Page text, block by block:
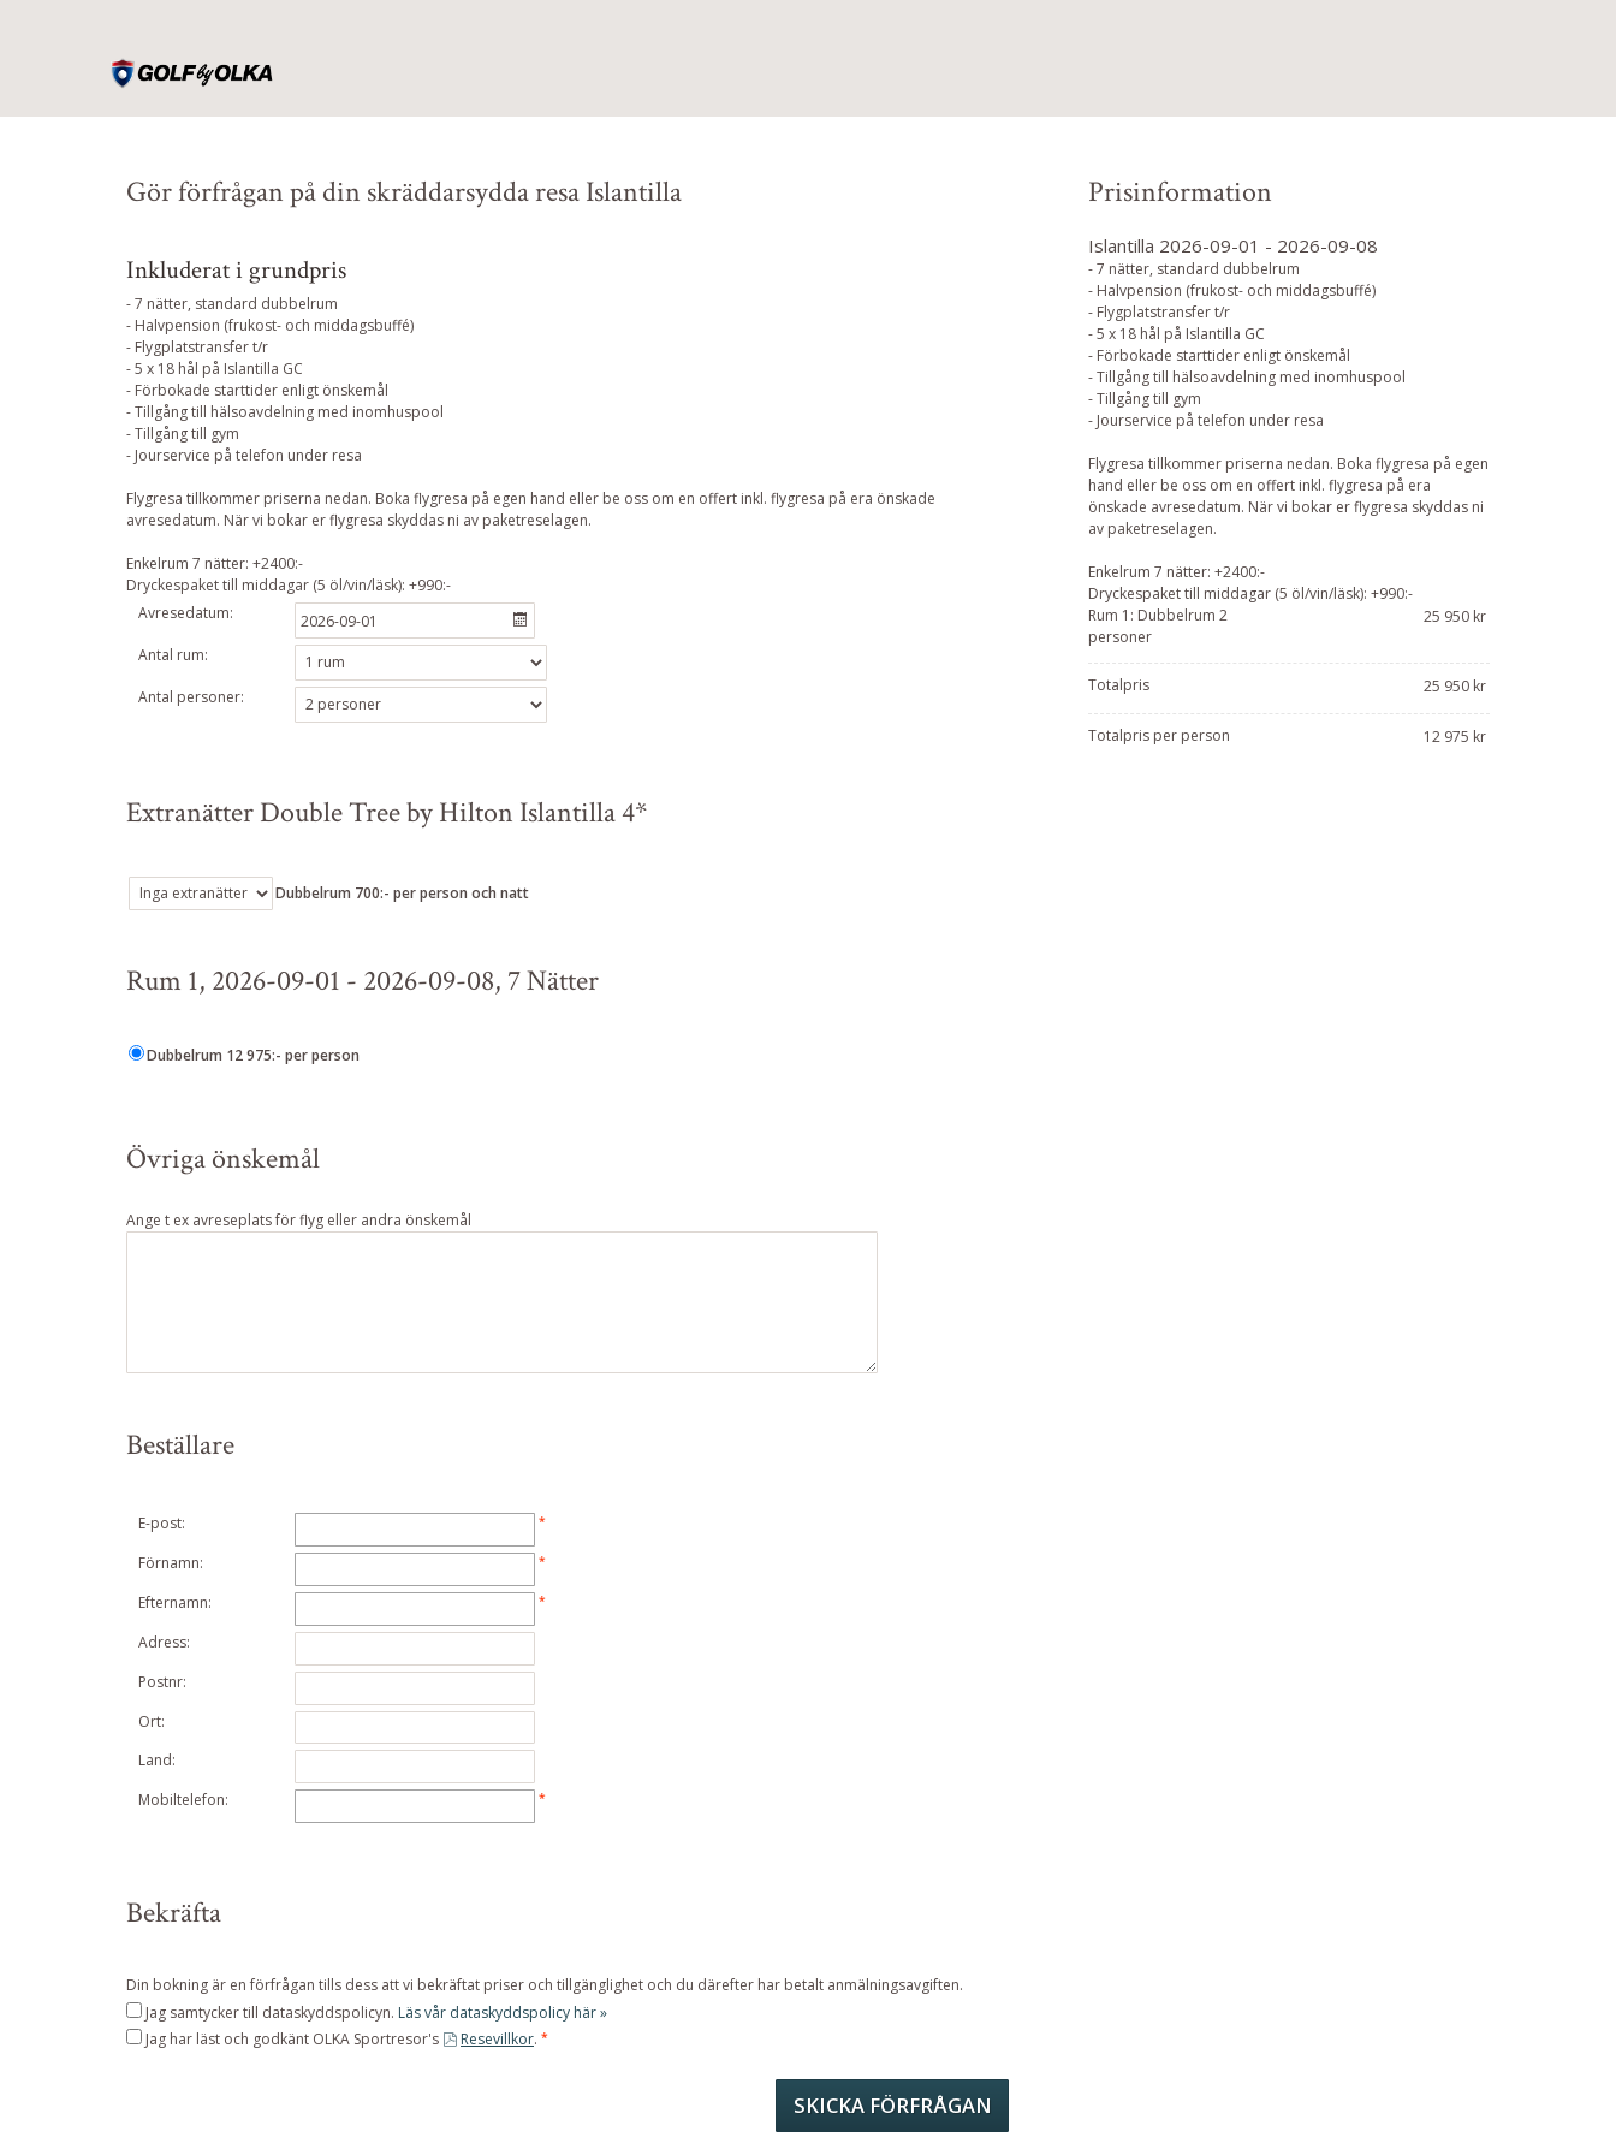
Gör förfrågan på din skräddarsydda resa Islantilla
Inkluderat i grundpris
- 7 nätter, standard dubbelrum
- Halvpension (frukost- och middagsbuffé)
- Flygplatstransfer t/r
- 5 x 18 hål på Islantilla GC
- Förbokade starttider enligt önskemål
- Tillgång till hälsoavdelning med inomhuspool
- Tillgång till gym
- Jourservice på telefon under resa
Flygresa tillkommer priserna nedan. Boka flygresa på egen hand eller be oss om en offert inkl. flygresa på era önskade
avresedatum. När vi bokar er flygresa skyddas ni av paketreselagen.
Enkelrum 7 nätter: +2400:-
Dryckespaket till middagar (5 öl/vin/läsk): +990:-
Avresedatum:
Antal rum:
Antal personer:
Extranätter Double Tree by Hilton Islantilla 4*
Dubbelrum 700:- per person och natt
Rum 1, 2026-09-01 - 2026-09-08, 7 Nätter
Dubbelrum 12 975:- per person
Övriga önskemål
Ange t ex avreseplats för flyg eller andra önskemål
Beställare
E-post: *
Förnamn: *
Efternamn: *
Adress:
Postnr:
Ort:
Land:
Mobiltelefon:
*
Bekräfta
Din bokning är en förfrågan tills dess att vi bekräftat priser och tillgänglighet och du därefter har betalt anmälningsavgiften.
Jag samtycker till dataskyddspolicyn. Läs vår dataskyddspolicy här »
Jag har läst och godkänt OLKA Sportresor's
Resevillkor. *
Prisinformation
Islantilla 2026-09-01 - 2026-09-08
- 7 nätter, standard dubbelrum
- Halvpension (frukost- och middagsbuffé)
- Flygplatstransfer t/r
- 5 x 18 hål på Islantilla GC
- Förbokade starttider enligt önskemål
- Tillgång till hälsoavdelning med inomhuspool
- Tillgång till gym
- Jourservice på telefon under resa
Flygresa tillkommer priserna nedan. Boka flygresa på egen
hand eller be oss om en offert inkl. flygresa på era
önskade avresedatum. När vi bokar er flygresa skyddas ni
av paketreselagen.
Enkelrum 7 nätter: +2400:-
Dryckespaket till middagar (5 öl/vin/läsk): +990:-
Rum 1: Dubbelrum 2
personer
25 950 kr
Totalpris 25 950 kr
Totalpris per person 12 975 kr